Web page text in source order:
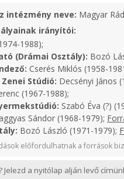
intézmény neve: Magyar
irányítói:
1988);
(Drámai Osztály): Bozó
Cserés Miklós (1958-
Stúdió: Decsényi János
(1967-1988);
Szabó Éva (?)
Sándor (1968-1979);
Bozó László (1971-1979);
előfordulhatnak a források
Jelezd a nyitólap alján levő